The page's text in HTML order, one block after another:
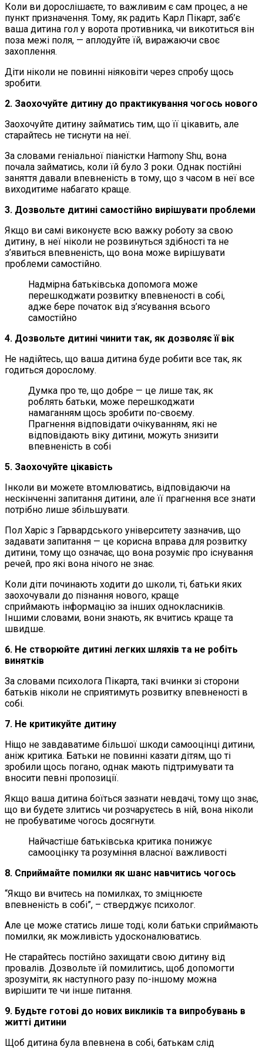
Коли ви дорослішаєте, то важливим є сам процес, а не
пункт призначення. Тому, як радить Карл Пікарт, заб’є
ваша дитина гол у ворота противника, чи викотиться він
поза межі поля, — аплодуйте їй, виражаючи своє
захоплення.
Діти ніколи не повинні ніяковіти через спробу щось
зробити.
2. Заохочуйте дитину до практикування чогось нового
Заохочуйте дитину займатись тим, що її цікавить, але
старайтесь не тиснути на неї.
За словами геніальної піаністки Harmony Shu, вона
почала займатись, коли їй було 3 роки. Однак постійні
заняття давали впевненість в тому, що з часом в неї все
виходитиме набагато краще.
3. Дозвольте дитині самостійно вирішувати проблеми
Якщо ви самі виконуєте всю важку роботу за свою
дитину, в неї ніколи не розвинуться здібності та не
з’явиться впевненість, що вона може вирішувати
проблеми самостійно.
Надмірна батьківська допомога може
перешкоджати розвитку впевненості в собі,
адже бере початок від з’ясування всього
самостійно
4. Дозвольте дитині чинити так, як дозволяє її вік
Не надійтесь, що ваша дитина буде робити все так, як
годиться дорослому.
Думка про те, що добре — це лише так, як
роблять батьки, може перешкоджати
намаганням щось зробити по-своєму.
Прагнення відповідати очікуванням, які не
відповідають віку дитини, можуть знизити
впевненість в собі
5. Заохочуйте цікавість
Інколи ви можете втомлюватись, відповідаючи на
нескінченні запитання дитини, але її прагнення все знати
потрібно лише збільшувати.
Пол Харіс з Гарвардського університету зазначив, що
задавати запитання — це корисна вправа для розвитку
дитини, тому що означає, що вона розуміє про існування
речей, про які вона нічого не знає.
Коли діти починають ходити до школи, ті, батьки яких
заохочували до пізнання нового, краще
сприймають інформацію за інших однокласників.
Іншими словами, вони знають, як вчитись краще та
швидше.
6. Не створюйте дитині легких шляхів та не робіть
винятків
За словами психолога Пікарта, такі вчинки зі сторони
батьків ніколи не сприятимуть розвитку впевненості в
собі.
7. Не критикуйте дитину
Ніщо не завдаватиме більшої шкоди самооцінці дитини,
аніж критика. Батьки не повинні казати дітям, що ті
зробили щось погано, однак мають підтримувати та
вносити певні пропозиції.
Якщо ваша дитина боїться зазнати невдачі, тому що знає,
що ви будете злитись чи розчаруєтесь в ній, вона ніколи
не пробуватиме чогось досягнути.
Найчастіше батьківська критика понижує
самооцінку та розуміння власної важливості
8. Сприймайте помилки як шанс навчитись чогось
“Якщо ви вчитесь на помилках, то зміцнюєте
впевненість в собі”, – стверджує психолог.
Але це може статись лише тоді, коли батьки сприймають
помилки, як можливість удосконалюватись.
Не старайтесь постійно захищати свою дитину від
провалів. Дозвольте їй помилитись, щоб допомогти
зрозуміти, як наступного разу по-іншому можна
вирішити те чи інше питання.
9. Будьте готові до нових викликів та випробувань в
житті дитини
Щоб дитина була впевнена в собі, батькам слід